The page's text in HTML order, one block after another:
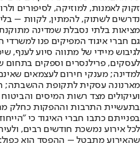
זקוק לאמנות, למוזיקה, לסיפורים
נדרשים לשתוק, להמתין, לקוות –
מציאות בלתי נסבלת שמדינה
גם חברי איגוד המפיקים פנו
לגיבוש מיידי של מתווה סיוע לענף,
לעסקים, פרילנסרים וספקים בתחום
למדינה; מענקי חירום לעצמאים
מארנונה עסקית לתקופת ההשבתה;
ועיקולים מצד רשות המיסים
בתעשיית התרבות וההפקות כחלק
בפנייתם כתבו חברי האיגוד כי
לכל אירוע נמשכת חודשים רבים,
שהאירוע מתבטל – ההפסד הוא כפול: